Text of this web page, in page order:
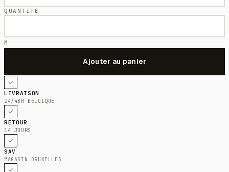
QUANTITÉ
M
LIVRAISON
24/48H BELGIQUE
RETOUR
14 JOURS
SAV
MAGASIN BRUXELLES